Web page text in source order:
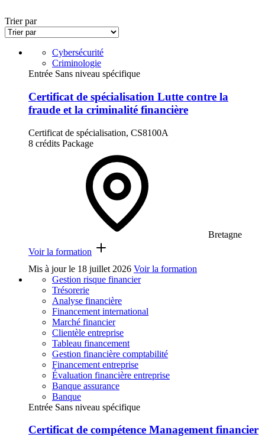
Trier par
Cybersécurité
Criminologie
Entrée Sans niveau spécifique
Certificat de spécialisation Lutte contre la
fraude et la criminalité financière
Certificat de spécialisation, CS8100A
8 crédits Package
Bretagne
Voir la formation
Mis à jour le 18 juillet 2026 Voir la formation
Gestion risque financier
Trésorerie
Analyse financière
Financement international
Marché financier
Clientèle entreprise
Tableau financement
Gestion financière comptabilité
Financement entreprise
Évaluation financière entreprise
Banque assurance
Banque
Entrée Sans niveau spécifique
Certificat de compétence Management financier